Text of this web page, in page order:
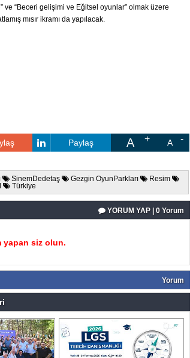
ve “Be­ce­ri ge­li­şi­mi ve Eğit­sel oyun­lar” olmak üzere
mısır ik­ra­mı da ya­pı­la­cak.
Paylaş A A
SinemDedetaş Gezgin OyunParkları
Resim
Türkiye
YORUM YAP | 0 Yorum
yapan siz olun.
Yorum